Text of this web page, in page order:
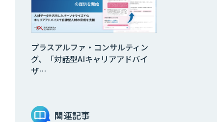
プラスアルファ・コンサルティン
グ、「対話型AIキャリアアドバイ
ザ…
関連記事